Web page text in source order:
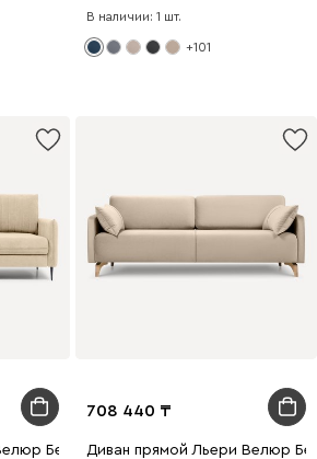
В наличии: 1 шт.
+101
Бежевый
708 440
Диван прямой Льери Велюр